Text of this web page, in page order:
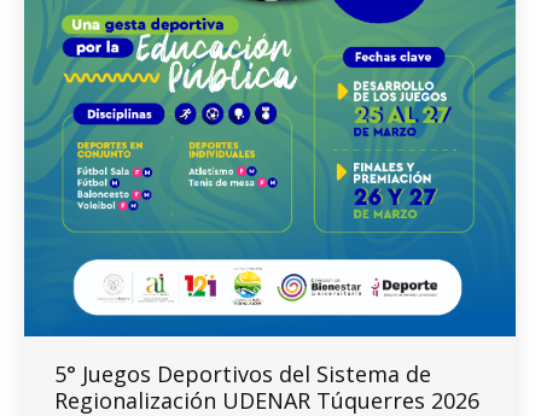
5° Juegos Deportivos del Sistema de
Regionalización UDENAR Túquerres 2026